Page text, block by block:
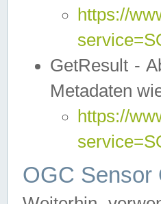
https://
GetResult -
Metadaten
https://
OGC Sensor